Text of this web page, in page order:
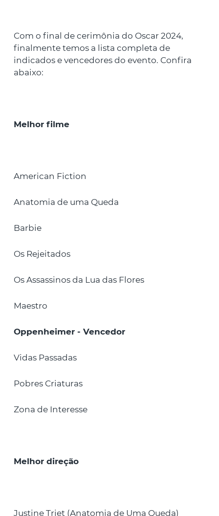
Com o final de cerimônia do Oscar 2024,
finalmente temos a lista completa de
indicados e vencedores do evento. Confira
abaixo:
Melhor filme
American Fiction
Anatomia de uma Queda
Barbie
Os Rejeitados
Os Assassinos da Lua das Flores
Maestro
Oppenheimer - Vencedor
Vidas Passadas
Pobres Criaturas
Zona de Interesse
Melhor direção
Justine Triet (Anatomia de Uma Queda)